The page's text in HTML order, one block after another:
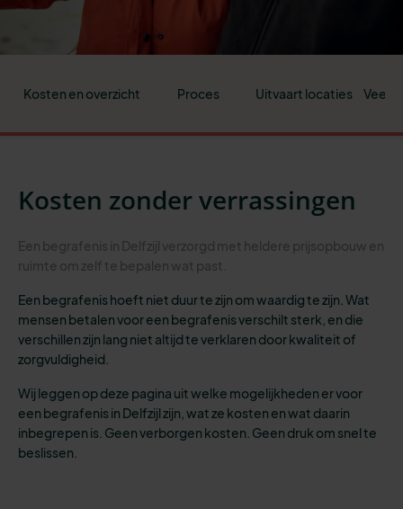
Kosten en overzicht Proces Uitvaart locaties
Kosten zonder verrassingen
Een begrafenis in Delfzijl verzorgd met heldere prijsopbouw en
ruimte om zelf te bepalen wat past.
Een begrafenis hoeft niet duur te zijn om waardig te zijn. Wat
mensen betalen voor een begrafenis verschilt sterk, en die
verschillen zijn lang niet altijd te verklaren door kwaliteit of
zorgvuldigheid.
Wij leggen op deze pagina uit welke mogelijkheden er voor
een begrafenis in Delfzijl zijn, wat ze kosten en wat daarin
inbegrepen is. Geen verborgen kosten. Geen druk om snel te
beslissen.